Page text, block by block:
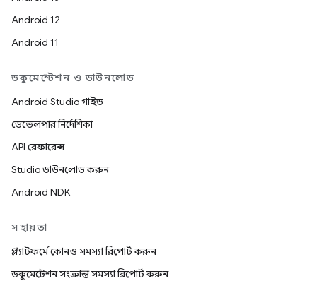
Android 12
Android 11
ডকুমেন্টেশন ও ডাউনলোড
Android Studio গাইড
ডেভেলপার নির্দেশিকা
API রেফারেন্স
Studio ডাউনলোড করুন
Android NDK
সহায়তা
প্ল্যাটফর্মে কোনও সমস্যা রিপোর্ট করুন
ডকুমেন্টেশন সংক্রান্ত সমস্যা রিপোর্ট করুন